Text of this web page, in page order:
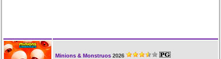
Minions & Monstruos 2026